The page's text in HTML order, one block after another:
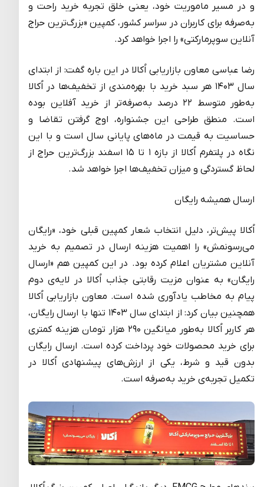
و در مسیر ماموریت خود، یعنی خلق تجربه خرید راحت و
به‌صرفه برای کاربران در سراسر کشور، کمپین «بزرگ‌ترین حراج
آنلاین سوپرمارکتی» را اجرا خواهد کرد.
رضا عباسی معاون بازاریابی اُکالا در این باره گفت: از ابتدای
سال ۱۴۰۳ هر سبد خرید با بهره‌مندی از تخفیف‌ها در اُکالا
به‌طور متوسط ۲۲ درصد به‌صرفه‌تر از خرید آفلاین بوده
است. منطق طراحی این جشنواره، اوج گرفتن تقاضا و
حساسیت به قیمت در ماه‌های پایانی سال است و با این
نگاه در پلتفرم اُکالا از بازه ۱ تا ۱۵ اسفند بزرگ‌ترین حراج از
لحاظ گستردگی و میزان تخفیف‌ها اجرا خواهد شد.
ارسال همیشه رایگان
اُکالا پیش‌تر، دلیل انتخاب شعار کمپین قبلی خود، «رایگان
می‌رسونمش» را اهمیت هزینه ارسال در تصمیم به خرید
آنلاین مشتریان اعلام کرده بود. در این کمپین هم «ارسال
رایگان» به عنوان مزیت رقابتی جذاب اُکالا در لایه‌ی دوم
پیام به مخاطب یادآوری شده است. معاون بازاریابی اُکالا
همچنین بیان کرد: از ابتدای سال ۱۴۰۳ تنها با ارسال رایگان،
هر کاربر اُکالا به‌طور میانگین ۲۹۰ هزار تومان هزینه کمتری
برای خرید محصولات خود پرداخت کرده است. ارسال رایگان
بدون قید و شرط، یکی از ارزش‌های پیشنهادی اُکالا در
تکمیل تجربه‌ی خرید به‌صرفه است.